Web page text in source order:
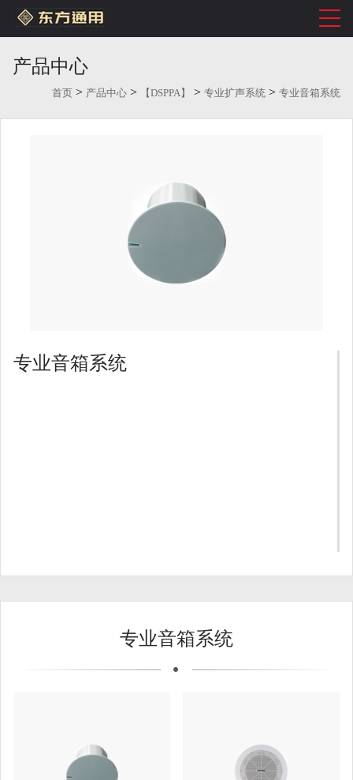
产品中心
首页 > 产品中心 > 【DSPPA】 > 专业扩声系统 > 专业音箱系统
专业音箱系统
专业音箱系统